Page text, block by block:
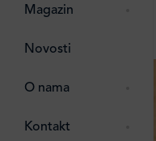
Magazin
Novosti
O nama
ostalo
Kontakt